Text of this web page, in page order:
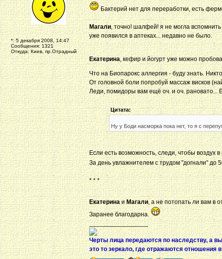
*: 5 декабря 2008, 14:47
Сообщения: 1321
Откуда: Киев, пр.Отрадный
Бактерий нет для переработки, есть
Магали, точно! шалфей! я не могла
уже появился в аптеках... недавно не было.
Екатерина, кефир и йогурт уже можно
Что на Биопарокс аллергия - буду знать.
От головной боли попробуй массаж висков
Леди, помидоры вам ещё оч. и оч. рановато...
Цитата:
Ну у Боди насморка пока нет, то я с
Если есть возможность, следи, чтобы
За день увлажнителем с трудом "догнали"
* * *
ЕкатеринаиМагали, а не потопать ли вам в
Заранее благодарна.
_________________
Черты лица передаются по наследству, а
это то зеркало, где отражаются отношения